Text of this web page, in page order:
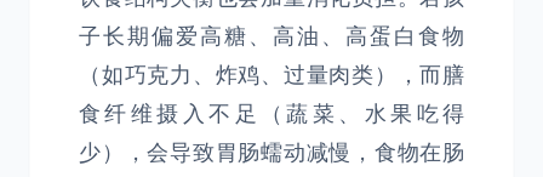
子长期偏爱高糖、高油、高蛋白食物
（如巧克力、炸鸡、过量肉类），而膳
食纤维摄入不足（蔬菜、水果吃得
少），会导致胃肠蠕动减慢，食物在肠